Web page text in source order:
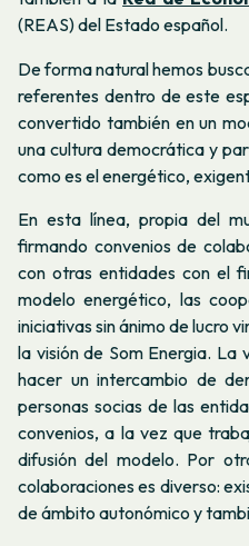
(REAS) del Estado español.
De forma natural hemos
referentes dentro de este
convertido también en un
una cultura democrática y
como es el energético,
En esta línea, propia del
firmando convenios de
con otras entidades con el
modelo energético, las
iniciativas sin ánimo de lucro
la visión de Som Energia. La
hacer un intercambio de
personas socias de las
convenios, a la vez que
difusión del modelo. Por
colaboraciones es diverso:
de ámbito autonómico y